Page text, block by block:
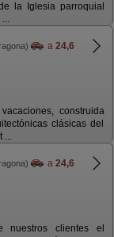
la Iglesia parroquial
a 24,6
construida
clásicas del
...
a 24,6
nuestros clientes el